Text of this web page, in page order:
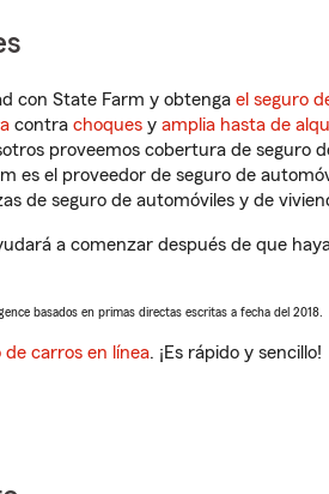
con State Farm y obtenga el seguro
contra choques y amplia hasta de
proveemos cobertura de seguro
es el proveedor de seguro de
de seguro de automóviles y de
a comenzar después de que
basados en primas directas escritas a fecha del 2018.
carros en línea. ¡Es rápido y sencillo!